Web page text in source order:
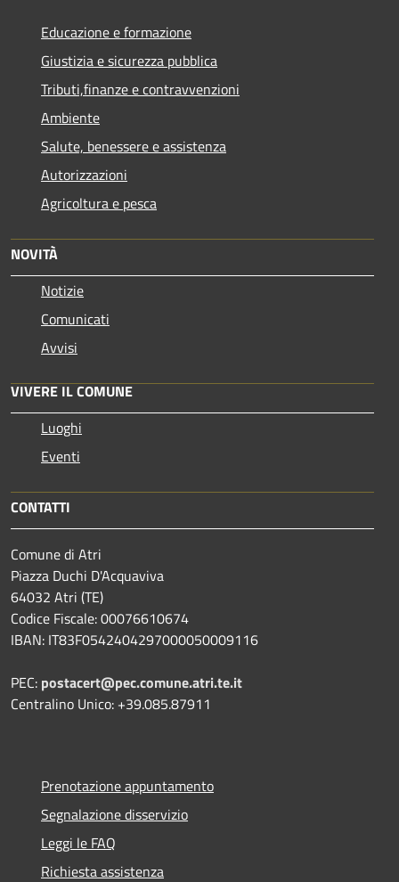
Educazione e formazione
Giustizia e sicurezza pubblica
Tributi,finanze e contravvenzioni
Ambiente
Salute, benessere e assistenza
Autorizzazioni
Agricoltura e pesca
NOVITÀ
Notizie
Comunicati
Avvisi
VIVERE IL COMUNE
Luoghi
Eventi
CONTATTI
Comune di Atri
Piazza Duchi D'Acquaviva
64032 Atri (TE)
Codice Fiscale: 00076610674
IBAN: IT83F0542404297000050009116
PEC: postacert@pec.comune.atri.te.it
Centralino Unico: +39.085.87911
Prenotazione appuntamento
Segnalazione disservizio
Leggi le FAQ
Richiesta assistenza